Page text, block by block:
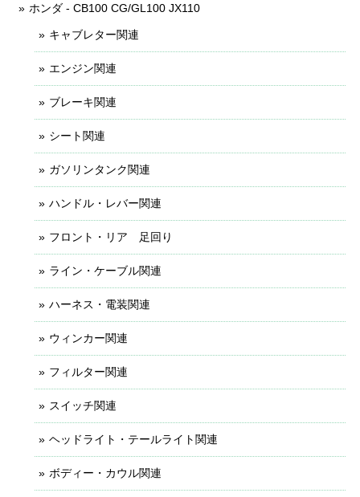
ホンダ - CB100 CG/GL100 JX110
キャブレター関連
エンジン関連
ブレーキ関連
シート関連
ガソリンタンク関連
ハンドル・レバー関連
フロント・リア 足回り
ライン・ケーブル関連
ハーネス・電装関連
ウィンカー関連
フィルター関連
スイッチ関連
ヘッドライト・テールライト関連
ボディー・カウル関連